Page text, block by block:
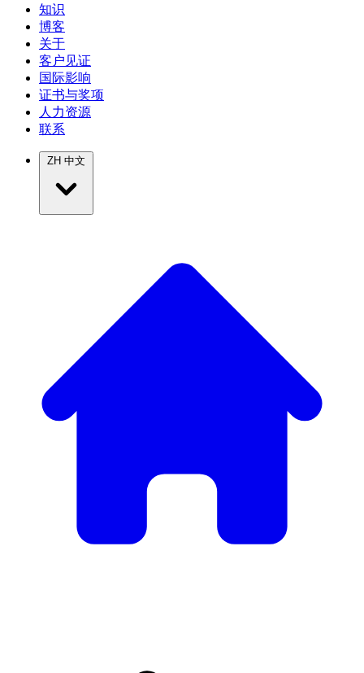
知识
博客
关于
客户见证
国际影响
证书与奖项
人力资源
联系
ZH 中文